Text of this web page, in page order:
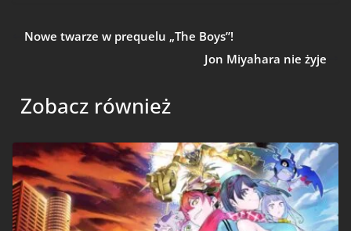
Nowe twarze w prequelu „The Boys”!
Jon Miyahara nie żyje
Zobacz również